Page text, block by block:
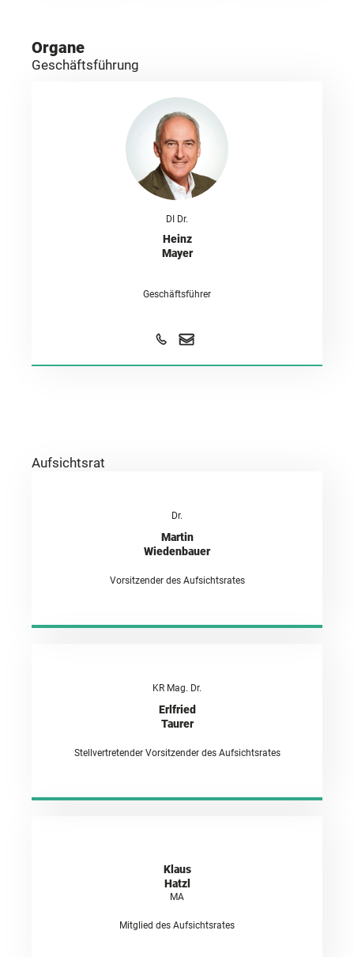
Organe
Geschäftsführung
DI Dr.
Heinz
Mayer
Geschäftsführer
Aufsichtsrat
Dr.
Martin
Wiedenbauer
Vorsitzender des Aufsichtsrates
KR Mag. Dr.
Erlfried
Taurer
Stellvertretender Vorsitzender des Aufsichtsrates
Klaus
Hatzl
MA
Mitglied des Aufsichtsrates